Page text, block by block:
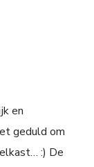
en
geduld om
:) De